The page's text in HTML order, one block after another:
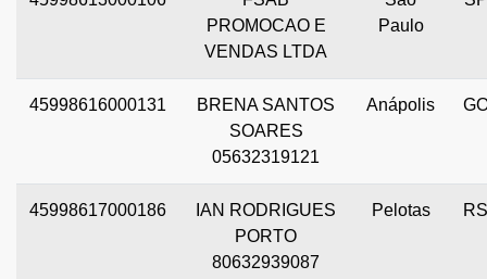
PROMOCAO E
VENDAS LTDA
Paulo
45998616000131
BRENA SANTOS
SOARES
05632319121
Anápolis
45998617000186
IAN RODRIGUES
PORTO
80632939087
Pelotas RS